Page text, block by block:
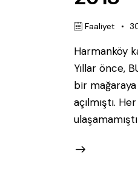
Faaliyet
Harmanköy
Yıllar önce,
bir mağaraya
açılmıştı.